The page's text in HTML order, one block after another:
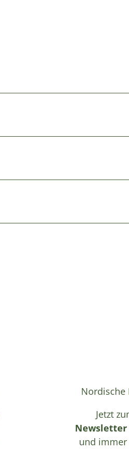
Nordische
Jetzt
Newsletter
und immer